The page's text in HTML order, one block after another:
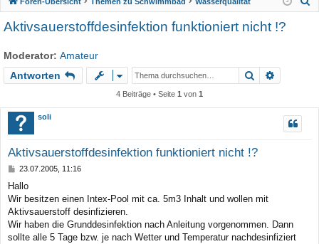
llz
riff
el rie
Aktivsauerstoffdesinfektion funktioniert nicht !?
Moderator: Amateur
Antworten
Suche
4 Beiträge • Seite 1 von 1
soli
Aktivsauerstoffdesinfektion funktioniert nicht !?
B
i
t
r
a
g
23.07.2005, 11:16
Hallo
Wir besitzen einen Intex-Pool mit ca. 5m3 Inhalt und wollen mit
Aktivsauerstoff desinfizieren.
Wir haben die Grunddesinfektion nach Anleitung vorgenommen. Dann
sollte alle 5 Tage bzw. je nach Wetter und Temperatur nachdesinfiziert